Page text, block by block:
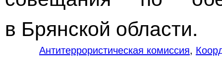
в Брянской области.
Антитеррористическая комиссия,